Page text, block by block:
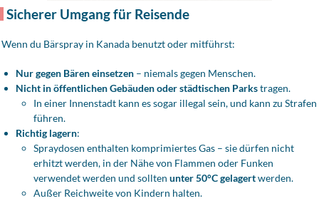
Sicherer Umgang für Reisende
Wenn du Bärspray in Kanada benutzt oder mitführst:
Nur gegen Bären einsetzen – niemals gegen Menschen.
Nicht in öffentlichen Gebäuden oder städtischen Parkstragen.
In einer Innenstadt kann es sogar illegal sein, und kann zu Strafen
führen.
Richtig lagern:
Spraydosen enthalten komprimiertes Gas – sie dürfen nicht
erhitzt werden, in der Nähe von Flammen oder Funken
verwendet werden und sollten unter 50°C gelagertwerden.
Außer Reichweite von Kindern halten.